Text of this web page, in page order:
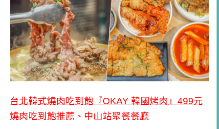
台北韓式燒肉吃到飽『OKAY韓國烤肉』499元
燒肉吃到飽推薦、中山站聚餐餐廳